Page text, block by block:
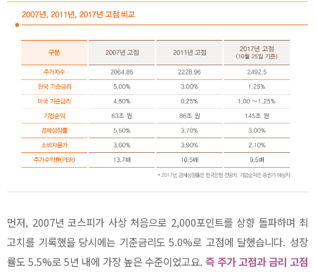
먼저, 2007년 코스피가 사상 처음으로 2,000포인트를 상향 돌파하며 최
고치를 기록했을 당시에는 기준금리도 5.0%로 고점에 달했습니다. 성장
률도 5.5%로 5년 내에 가장 높은 수준이었고요. 즉 주가 고점과 금리 고점